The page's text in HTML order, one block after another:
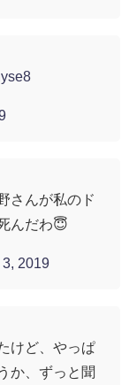
さんが私のド
んだわ😇
3, 2019
けど、やっぱ
か、ずっと聞